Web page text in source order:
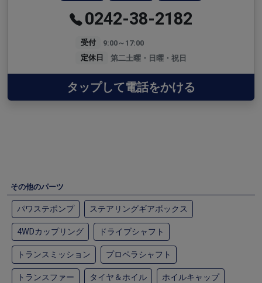
0242-38-2182
受付
9:00～17:00
定休日
第二土曜・日曜・祝日
タップして電話をかける
その他のパーツ
パワステポンプ ステアリングギアボックス
4WDカップリング ドライブシャフト
トランスミッション プロペラシャフト
トランスファー タイヤ＆ホイル ホイルキャップ